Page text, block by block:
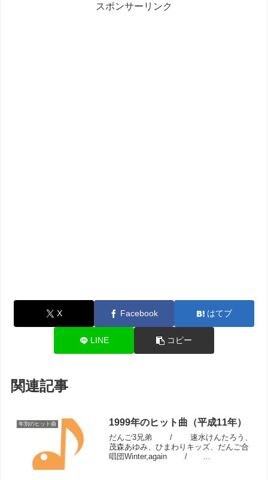
スポンサーリンク
X Facebook はてブ
LINE コピー
関連記事
年別のヒット曲 1999年のヒット曲（平成11年）
だんご3兄弟 / 速水けんたろう、
茂森あゆみ、ひまわりキッズ、だんご合
唱団Winter,again /